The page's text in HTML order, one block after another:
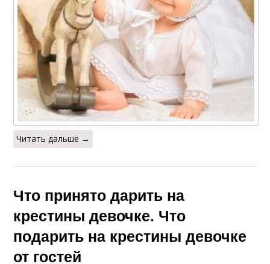
Читать дальше →
Что принято дарить на
крестины девочке. Что
подарить на крестины девочке
от гостей